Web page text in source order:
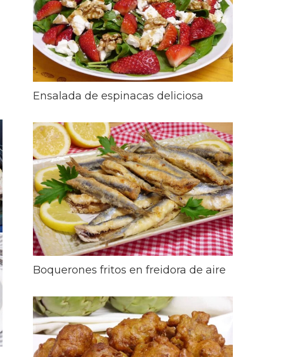
Ensalada de espinacas deliciosa
Boquerones fritos en freidora de aire